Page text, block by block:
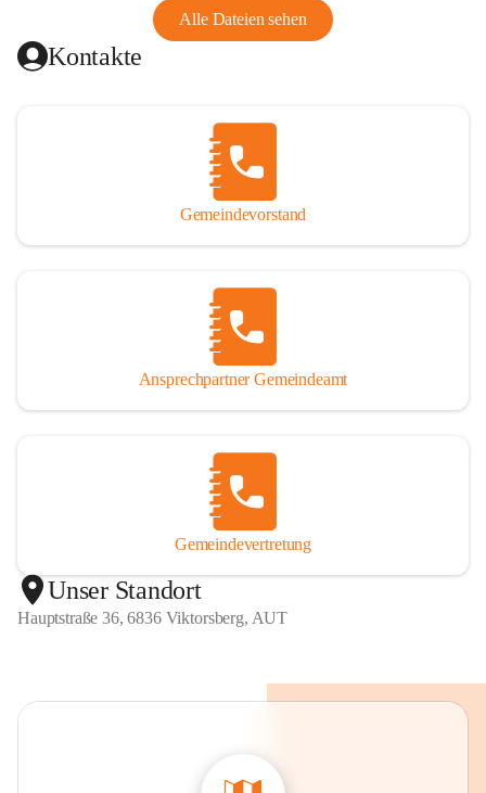
Alle Dateien sehen
Kontakte
Gemeindevorstand
Ansprechpartner Gemeindeamt
Gemeindevertretung
Unser Standort
Hauptstraße 36, 6836 Viktorsberg, AUT